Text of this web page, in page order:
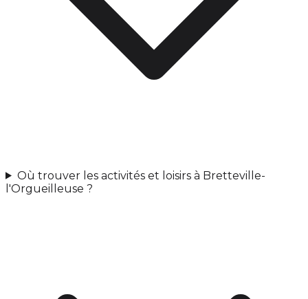
Où trouver les activités et loisirs à Bretteville-
l'Orgueilleuse ?